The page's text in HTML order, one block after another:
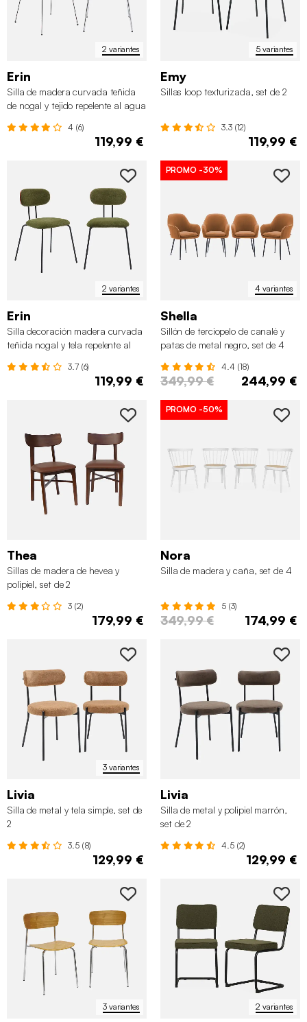
2 variantes
Erin
Silla de madera curvada teñida
de nogal y tejido repelente al agua
4 (6)
119,99 €
5 variantes
Emy
Sillas loop texturizada, set de 2
3.3 (12)
119,99 €
2 variantes
Erin
Silla decoración madera curvada
teñida nogal y tela repelente al
3.7 (6)
119,99 €
4 variantes
PROMO -30%
Shella
Sillón de terciopelo de canalé y
patas de metal negro, set de 4
4.4 (18)
349,99 € 244,99 €
Thea
Sillas de madera de hevea y
polipiel, set de 2
3 (2)
179,99 €
PROMO -50%
Nora
Silla de madera y caña, set de 4
5 (3)
349,99 € 174,99 €
3 variantes
Livia
Silla de metal y tela simple, set de
2
3.5 (8)
129,99 €
Livia
Silla de metal y polipiel marrón,
set de 2
4.5 (2)
129,99 €
3 variantes 2 variantes